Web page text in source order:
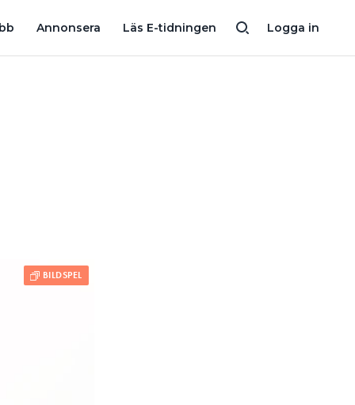
Logga in
Annonsera Läs E-tidningen
“SÖKES: KVINNLIGA ELEKTRIKER” FLER TJEJER VILL BLI